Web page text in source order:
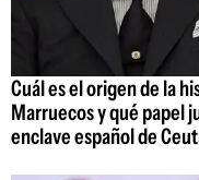
Cuál es el origen de la
Marruecos y qué papel
enclave español de